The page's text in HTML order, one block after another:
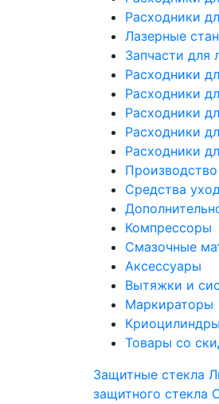
Расходники
Лазерные
Запчасти для
Расходники
Расходники
Расходники
Расходники
Расходники
Средства
Компрессоры
Смазочные
Аксессуары
Вытяжки и
Маркираторы
Криоцилиндры
Товары со
Защитные стекла
защитного стекла